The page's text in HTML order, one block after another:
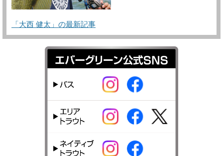
「大西 健太」の最新記事